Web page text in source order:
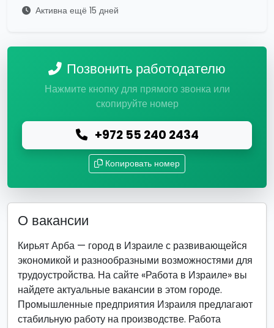
Активна ещё 15 дней
Позвонить работодателю
Нажмите кнопку для прямого звонка или
скопируйте номер
+972 55 240 2434
Копировать номер
О вакансии
Кирьят Арба — город в Израиле с развивающейся
экономикой и разнообразными возможностями для
трудоустройства. На сайте «Работа в Израиле» вы
найдете актуальные вакансии в этом городе.
Промышленные предприятия Израиля предлагают
стабильную работу на производстве. Работа